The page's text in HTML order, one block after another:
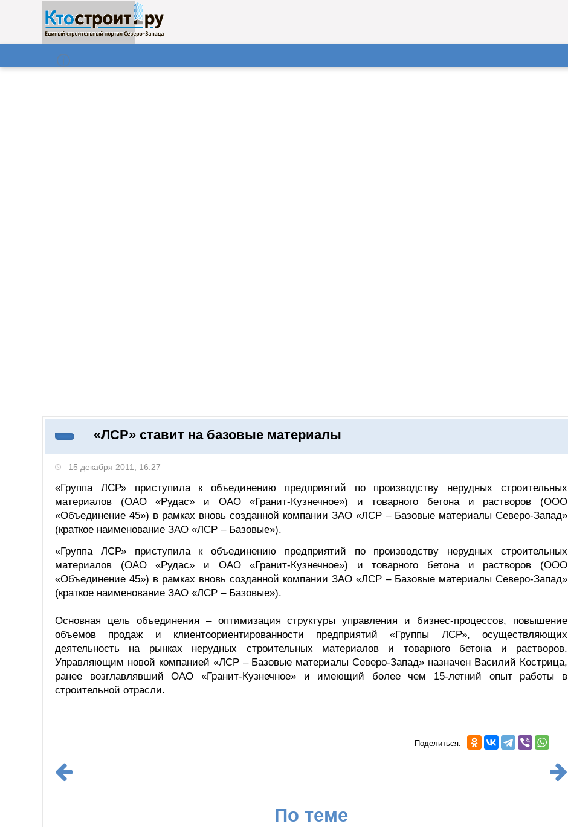
Поиск
«ЛСР» ставит на базовые материалы
15 декабря 2011, 16:27
«Группа ЛСР» приступила к объединению предприятий по производству нерудных строительных
материалов (ОАО «Рудас» и ОАО «Гранит-Кузнечное») и товарного бетона и растворов (ООО
«Объединение 45») в рамках вновь созданной компании ЗАО «ЛСР – Базовые материалы Северо-Запад»
(краткое наименование ЗАО «ЛСР – Базовые»).
«Группа ЛСР» приступила к объединению предприятий по производству нерудных строительных
материалов (ОАО «Рудас» и ОАО «Гранит-Кузнечное») и товарного бетона и растворов (ООО
«Объединение 45») в рамках вновь созданной компании ЗАО «ЛСР – Базовые материалы Северо-Запад»
(краткое наименование ЗАО «ЛСР – Базовые»).
Основная цель объединения – оптимизация структуры управления и бизнес-процессов, повышение
объемов продаж и клиентоориентированности предприятий «Группы ЛСР», осуществляющих
деятельность на рынках нерудных строительных материалов и товарного бетона и растворов.
Управляющим новой компанией «ЛСР – Базовые материалы Северо-Запад» назначен Василий Кострица,
ранее возглавлявший ОАО «Гранит-Кузнечное» и имеющий более чем 15-летний опыт работы в
строительной отрасли.
Поделиться:
По теме